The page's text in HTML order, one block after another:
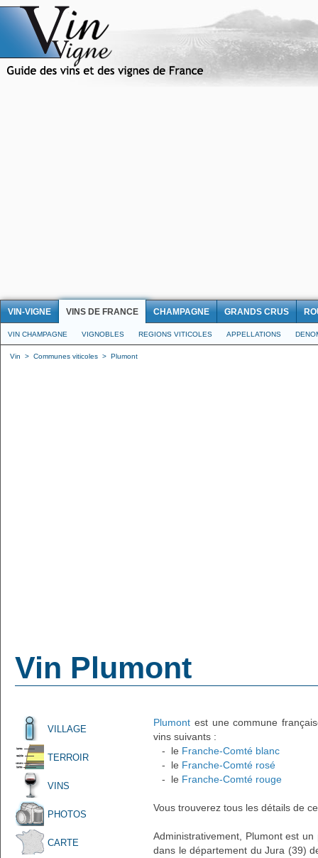
VIN-VIGNE VINS DE FRANCE CHAMPAGNE GRANDS CRUS
VIN CHAMPAGNE VIGNOBLES REGIONS VITICOLES APPELLATIONS
Vin > Communes viticoles > Plumont
Vin Plumont
VILLAGE
TERROIR
VINS
PHOTOS
CARTE
Plumont est une commune
vins suivants :
- le Franche-Comté blanc
- le Franche-Comté rosé
- le Franche-Comté rouge
Vous trouverez tous les détails de
Administrativement, Plumont est
dans le département du Jura (39)